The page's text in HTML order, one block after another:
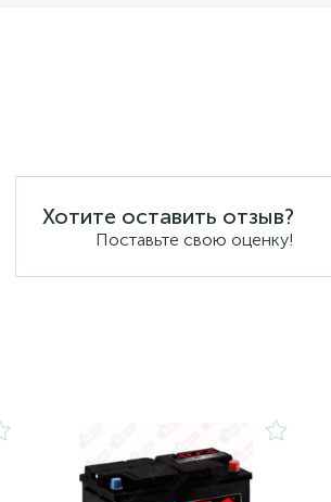
Хотите оставить отзыв?
Поставьте свою оценку!